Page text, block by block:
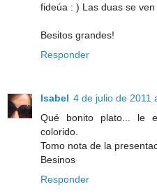
fideúa : ) Las duas se ven
Besitos grandes!
Responder
Isabel 4 de julio de 2011
Qué bonito plato... le
colorido.
Tomo nota de la
Besinos
Responder